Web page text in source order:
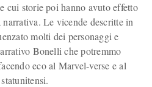
cui storie poi hanno avuto effetto
Le vicende descritte in
molti dei personaggi e
Bonelli che potremmo
eco al Marvel-verse e al